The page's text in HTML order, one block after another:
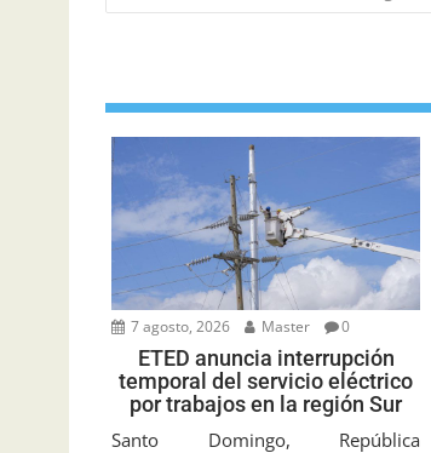
7 agosto, 2026 Master 0
ETED anuncia interrupción
temporal del servicio eléctrico
por trabajos en la región Sur
Santo Domingo, República